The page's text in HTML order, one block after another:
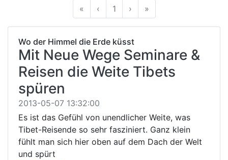
« Anfang
‹ Vorherige
1 ›Nächste
»Ende
Wo der Himmel die Erde küsst
Mit Neue Wege Seminare &
Reisen die Weite Tibets
spüren
2013-05-07 13:32:00
Es ist das Gefühl von unendlicher Weite, was
Tibet-Reisende so sehr fasziniert. Ganz klein
fühlt man sich hier oben auf dem Dach der Welt
und spürt